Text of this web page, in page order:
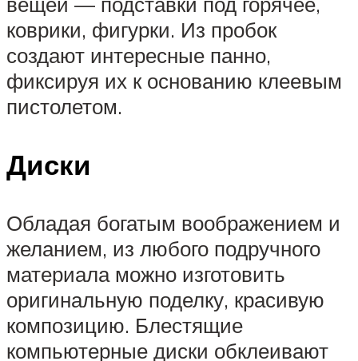
коврики, фигурки. Из пробок
создают интересные панно,
фиксируя их к основанию клеевым
пистолетом.
Диски
Обладая богатым воображением и
желанием, из любого подручного
материала можно изготовить
оригинальную поделку, красивую
композицию. Блестящие
компьютерные диски обклеивают